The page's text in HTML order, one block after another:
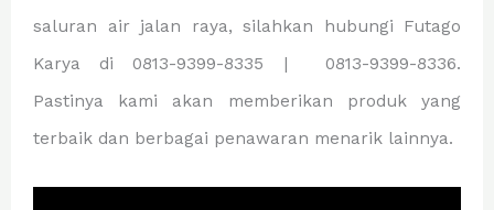
saluran air jalan raya, silahkan hubungi Futago
Karya di 0813-9399-8335 | 0813-9399-8336.
Pastinya kami akan memberikan produk yang
terbaik dan berbagai penawaran menarik lainnya.